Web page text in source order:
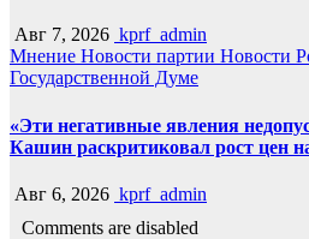
Авг 7, 2026 kprf_admin
Мнение Новости партии Новости
Государственной Думе
«Эти негативные явления
Кашин раскритиковал рост цен
Авг 6, 2026 kprf_admin
Comments are disabled